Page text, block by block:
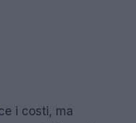
i costi, ma